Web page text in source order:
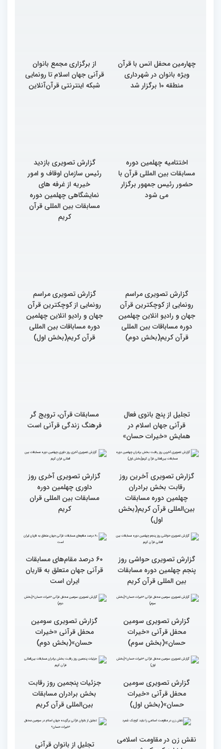
چهارمین محفل انس با قرآن
ویژه بانوان در شهرداری
منطقه 10 برگزار شد
از برگزاری مجمع بانوان
قرآنی جهان اسلام تا رونمایی
شبکه اینترنتی قرآن‌آنلاین
اختتامیه چهلمین دوره
مسابقات بین المللی قرآن با
حضور رئیس جمهور برگزار
می شود
گزارش تصویری بازدید
رئیس سازمان اوقاف و امور
خیریه از غرفه های
نمایشگاهی چهلمین دوره
مسابقات بین المللی قرآن
کریم
گزارش تصویری مراسم
رونمایی از کوچکترین قرآن
جهان و رادیو انلاین چهلمین
دوره مساباقات بین المللی
قرآن کریم(بخش دوم)
گزارش تصویری مراسم
رونمایی از کوچکترین قرآن
جهان و رادیو انلاین چهلمین
دوره مساباقات بین المللی
قرآن کریم(بخش اول)
تجلیل از پنج بانوی فعال
قرآنی جهان اسلام در
همایش «خیرات حسان»
مسابقات قرآن، ترویج گر
فرهنگ زندگی قرآنی است
گزارش تصویری آخرین روز
رقابت بخش برادران
چهلمین دوره مسابقات
بین‌المللی قرآن کریم(بخش
اول)
گزارش تصویری آخری روز
مسابقات بین المللی قران
کریم
گزارش تصویری حواشی روز
پنجم چهلمین دوره مسابقات
بین المللی قرآن کریم
۶۰ درصد مقام‌های مسابقات
قرآنی جهان متعلق به قاریان
ایران است
گزارش تصویری سومین
محفل قرآنی «خیرات
حسان»(بخش سوم)
گزارش تصویری سومین
محفل قرآنی «خیرات
حسان»(بخش دوم)